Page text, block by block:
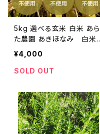
5kg 選べる玄米 白米 あら
た農園 あきほなみ 白米
玄米 農薬 化学肥料 除草
剤 不使用 掛け干し 2
023年産
¥4,000
SOLD OUT